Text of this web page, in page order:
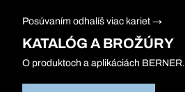
Posúvaním odhalíš viac kariet →
KATALÓG A BROŽÚRY
O produktoch a aplikáciách BERNER.